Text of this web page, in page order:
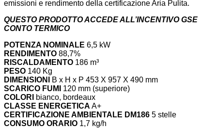
emissioni e rendimento della certificazione Aria Pulita.
QUESTO PRODOTTO ACCEDE ALL’INCENTIVO GSE
CONTO TERMICO
POTENZA NOMINALE 6,5 kW
RENDIMENTO 88,7%
RISCALDAMENTO 186 m³
PESO 140 Kg
DIMENSIONI
B x H x P 453 X 957 X 490 mm
SCARICO FUMI
120 mm (superiore)
COLORI
bianco, bordeaux
CLASSE ENERGETICA A+
CERTIFICAZIONE AMBIENTALE DM186 5 stelle
CONSUMO ORARIO 1,7 kg/h